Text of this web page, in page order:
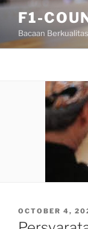
Skip
content
F1-
Bacaan Berkualitas
POSTED
ON
OCTOBER 4,